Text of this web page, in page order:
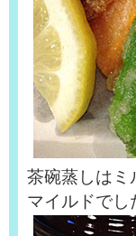
茶碗蒸しはミ
マイルドでし